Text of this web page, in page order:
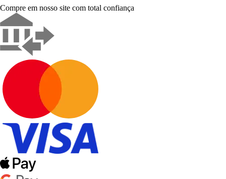
Compre em nosso site com total confiança